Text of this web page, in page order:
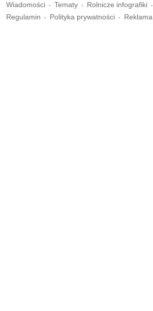
Wiadomości Tematy Rolnicze infografiki
Regulamin
Polityka prywatności Reklama